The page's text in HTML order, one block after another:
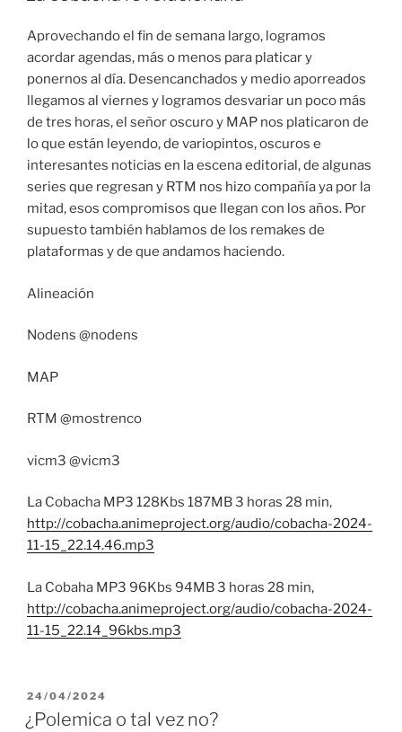
Aprovechando el fin de semana largo, logramos
acordar agendas, más o menos para platicar y
ponernos al día. Desencanchados y medio aporreados
llegamos al viernes y logramos desvariar un poco más
de tres horas, el señor oscuro y MAP nos platicaron de
lo que están leyendo, de variopintos, oscuros e
interesantes noticias en la escena editorial, de algunas
series que regresan y RTM nos hizo compañía ya por la
mitad, esos compromisos que llegan con los años. Por
supuesto también hablamos de los remakes de
plataformas y de que andamos haciendo.
Alineación
Nodens @nodens
MAP
RTM @mostrenco
vicm3 @vicm3
La Cobacha MP3 128Kbs 187MB 3 horas 28 min,
http://cobacha.animeproject.org/audio/cobacha-2024-
11-15_22.14.46.mp3
La Cobaha MP3 96Kbs 94MB 3 horas 28 min,
http://cobacha.animeproject.org/audio/cobacha-2024-
11-15_22.14_96kbs.mp3
PUBLICADO
EL
24/04/2024
¿Polemica o tal vez no?